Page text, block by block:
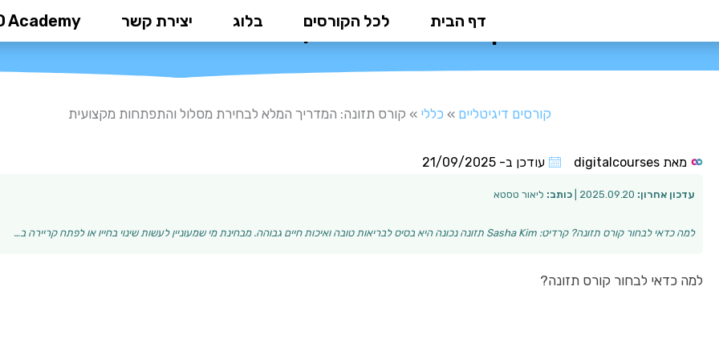
דף הבית לכל הקורסים בלוג יצירת קשר Academyקורס תזונה: המדריך המלא לבחירת מסלול
קורסים דיגיטליים » כללי » קורס תזונה: המדריך המלא לבחירת מסלול והתפתחות מקצועית
מאת עודכן ב- 21/09/2025
עדכון אחרון: כותב: ליאור טסטא
למה כדאי לבחור קורס תזונה? קרדיט: Sasha Kim תזונה נכונה היא בסיס לבריאות טובה ואיכות חיים גבוהה. מבחינת מי שמעוניין לעשות שינוי בחייו או לפתח קריירה ב…
למה כדאי לבחור קורס תזונה?